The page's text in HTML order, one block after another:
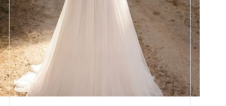
Размеры
42, 44, 46, 48, 50, 52, 54, 56,
Цвет
Силуэт
Кружево
Юбка
Шлейф
Рукав